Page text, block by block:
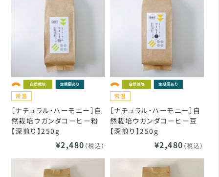
［ナチュラル・ハーモニー］自
然栽培ウガンダコーヒー粉
【深煎り】250g
¥2,480 （税込）
［ナチュラル・ハーモニー］自
然栽培ウガンダコーヒー豆
【深煎り】250g
¥2,480 （税込）